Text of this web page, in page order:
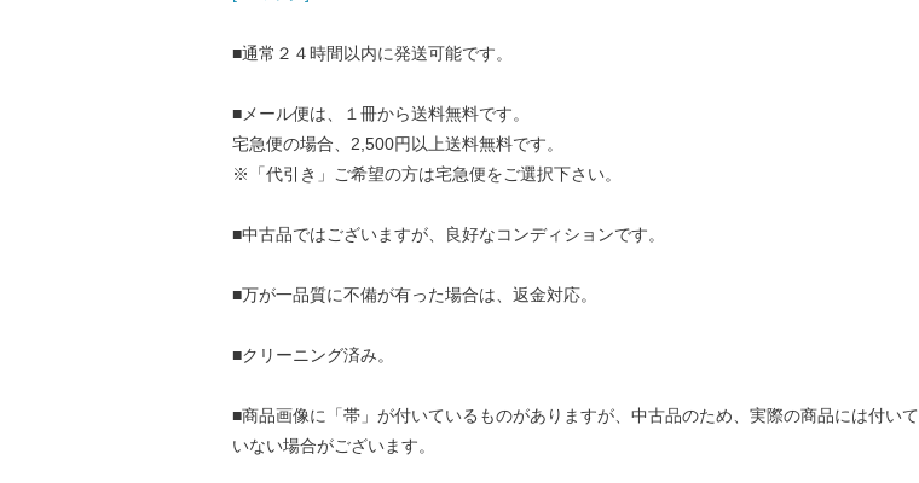
■通常２４時間以内に発送可能です。
■メール便は、１冊から送料無料です。
宅急便の場合、2,500円以上送料無料です。
※「代引き」ご希望の方は宅急便をご選択下さい。
■中古品ではございますが、良好なコンディションです。
■万が一品質に不備が有った場合は、返金対応。
■クリーニング済み。
■商品画像に「帯」が付いているものがありますが、中古品のため、実際の商品には付いて
いない場合がございます。